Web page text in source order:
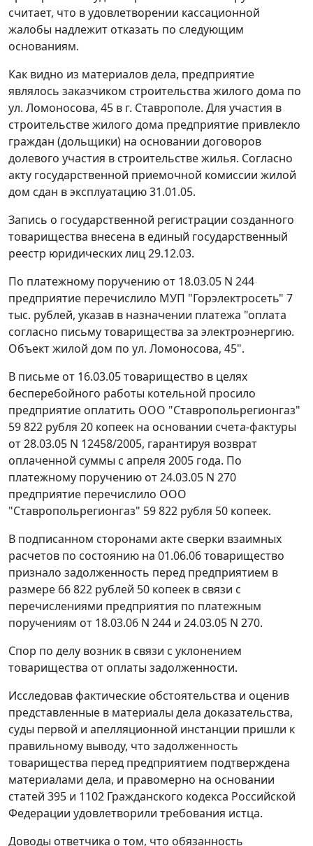
считает, что в удовлетворении кассационной
жалобы надлежит отказать по следующим
основаниям.
Как видно из материалов дела, предприятие
являлось заказчиком строительства жилого дома по
ул. Ломоносова, 45 в г. Ставрополе. Для участия в
строительстве жилого дома предприятие привлекло
граждан (дольщики) на основании договоров
долевого участия в строительстве жилья. Согласно
акту государственной приемочной комиссии жилой
дом сдан в эксплуатацию 31.01.05.
Запись о государственной регистрации созданного
товарищества внесена в единый государственный
реестр юридических лиц 29.12.03.
По платежному поручению от 18.03.05 N 244
предприятие перечислило МУП "Горэлектросеть" 7
тыс. рублей, указав в назначении платежа "оплата
согласно письму товарищества за электроэнергию.
Объект жилой дом по ул. Ломоносова, 45".
В письме от 16.03.05 товарищество в целях
бесперебойного работы котельной просило
предприятие оплатить ООО "Ставропольрегионгаз"
59 822 рубля 20 копеек на основании счета-фактуры
от 28.03.05 N 12458/2005, гарантируя возврат
оплаченной суммы с апреля 2005 года. По
платежному поручению от 24.03.05 N 270
предприятие перечислило ООО
"Ставропольрегионгаз" 59 822 рубля 50 копеек.
В подписанном сторонами акте сверки взаимных
расчетов по состоянию на 01.06.06 товарищество
признало задолженность перед предприятием в
размере 66 822 рублей 50 копеек в связи с
перечислениями предприятия по платежным
поручениям от 18.03.06 N 244 и 24.03.05 N 270.
Спор по делу возник в связи с уклонением
товарищества от оплаты задолженности.
Исследовав фактические обстоятельства и оценив
представленные в материалы дела доказательства,
суды первой и апелляционной инстанции пришли к
правильному выводу, что задолженность
товарищества перед предприятием подтверждена
материалами дела, и правомерно на основании
статей 395 и 1102 Гражданского кодекса Российской
Федерации удовлетворили требования истца.
Доводы ответчика о том, что обязанность